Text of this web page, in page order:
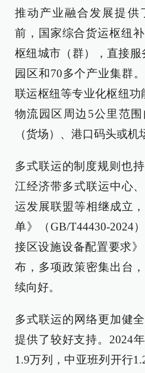
推动产业融合发展提供
前，国家综合货运枢纽
枢纽城市（群），直接
园区和70多个产业集群
联运枢纽等专业化枢纽功
物流园区周边5公里范
（货场）、港口码头或机
多式联运的制度规则也
江经济带多式联运中心
运发展联盟等相继成立
单》（GB/T44430-2024
接区设施设备配置要求》
布，多项政策密集出台
续向好。
多式联运的网络更加健
提供了较好支持。2024
1.9万列，中亚班列开行